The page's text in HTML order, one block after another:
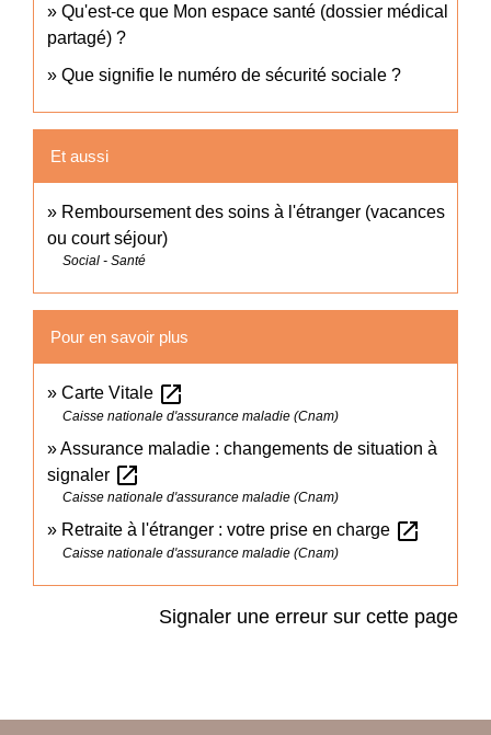
Qu'est-ce que Mon espace santé (dossier médical
partagé) ?
Que signifie le numéro de sécurité sociale ?
Et aussi
Remboursement des soins à l'étranger (vacances
ou court séjour)
Social - Santé
Pour en savoir plus
Carte Vitale open_in_new
Caisse nationale d'assurance maladie (Cnam)
Assurance maladie : changements de situation à
signaler open_in_new
Caisse nationale d'assurance maladie (Cnam)
Retraite à l'étranger : votre prise en charge open_in_new
Caisse nationale d'assurance maladie (Cnam)
Signaler une erreur sur cette page